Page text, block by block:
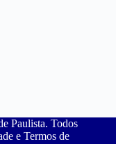
Paulista. Todos
e Termos de